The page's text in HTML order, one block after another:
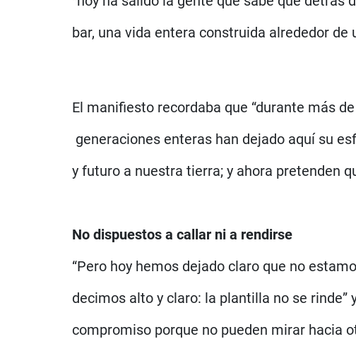
bar, una vida entera construida alrededor
El manifiesto recordaba que “durante más
generaciones enteras han dejado aquí su
y futuro a nuestra tierra; y ahora pretenden
No dispuestos a callar ni a rendirse
“Pero hoy hemos dejado claro que no
decimos alto y claro: la plantilla no se
compromiso porque no pueden mirar hacia